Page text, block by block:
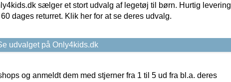
sælger et stort udvalg af legetøj til børn. Hurtig levering
dages returret. Klik her for at se deres udvalg.
udvalget på Only4kids.dk
og anmeldt dem med stjerner fra 1 til 5 ud fra bl.a. deres